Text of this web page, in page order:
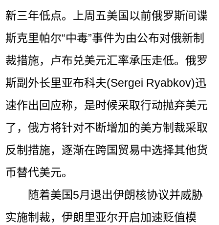
新三年低点。上周五美国以前俄罗斯间谍
斯克里帕尔“中毒”事件为由公布对俄新制
裁措施，卢布兑美元汇率承压走低。俄罗
斯副外长里亚布科夫(Sergei Ryabkov)迅
速作出回应称，是时候采取行动抛弃美元
了，俄方将针对不断增加的美方制裁采取
反制措施，逐渐在跨国贸易中选择其他货
币替代美元。
随着美国5月退出伊朗核协议并威胁
实施制裁，伊朗里亚尔开启加速贬值模